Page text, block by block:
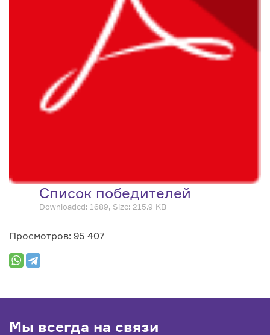
Список победителей
Downloaded: 1689, Size: 215.9 KB
Просмотров: 95 407
Мы всегда на связи